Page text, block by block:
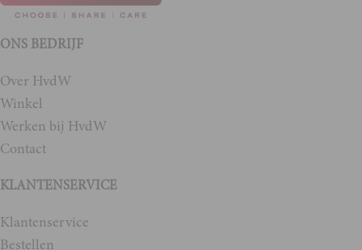
ONS BEDRIJF
Over HvdW
Winkel
Werken bij HvdW
Contact
KLANTENSERVICE
Klantenservice
Bestellen